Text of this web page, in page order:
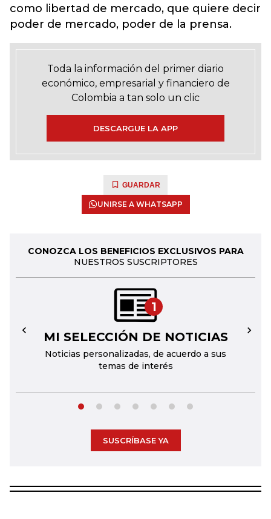
como libertad de mercado, que quiere decir
poder de mercado, poder de la prensa.
Toda la información del primer diario
económico, empresarial y financiero de
Colombia a tan solo un clic
DESCARGUE LA APP
GUARDAR
UNIRSE A WHATSAPP
CONOZCA LOS BENEFICIOS EXCLUSIVOS PARA
NUESTROS SUSCRIPTORES
1
MI SELECCIÓN DE NOTICIAS
Noticias personalizadas, de acuerdo a sus
temas de interés
← →
SUSCRÍBASE YA